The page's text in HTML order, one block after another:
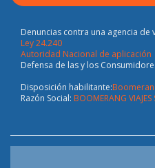
Denuncias contra una agencia de
Ley 24.240
Autoridad Nacional de aplicación
Defensa de las y los
Disposición habilitante:
Razón Social: BOOMERANG VIAJES